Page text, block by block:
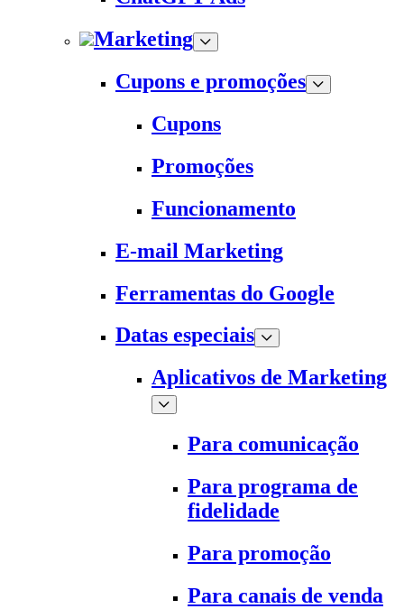
Marketing
Cupons e promoções
Cupons
Promoções
Funcionamento
E-mail Marketing
Ferramentas do Google
Datas especiais
Aplicativos de Marketing
Para comunicação
Para programa de
fidelidade
Para promoção
Para canais de venda